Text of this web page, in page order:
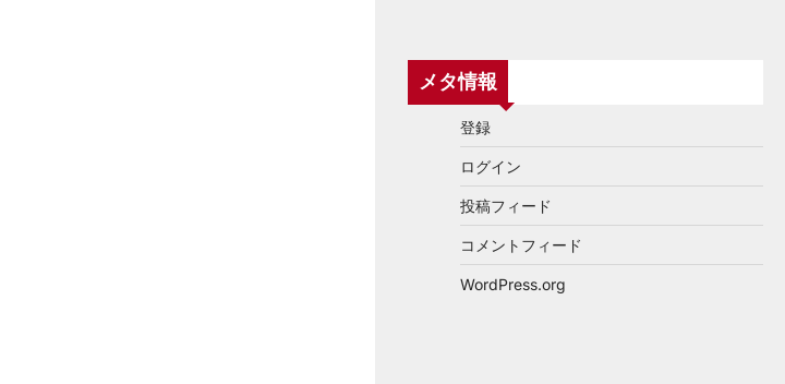
メタ情報
登録
ログイン
投稿フィード
コメントフィード
WordPress.org